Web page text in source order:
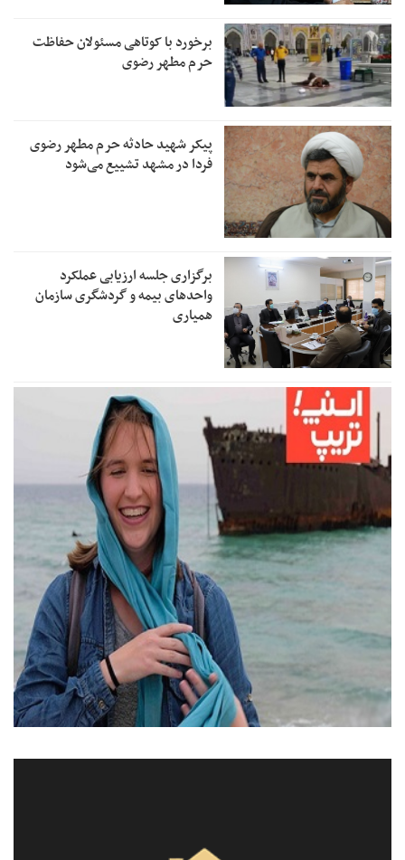
برخورد با کوتاهی مسئولان حفاظت
حرم مطهر رضوی
پیکر شهید حادثه حرم مطهر رضوی
فردا در مشهد تشییع می‌شود
برگزاری جلسه ارزیابی عملکرد
واحدهای بیمه و گردشگری سازمان
همیاری